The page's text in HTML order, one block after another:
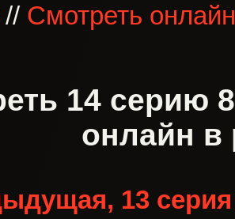
Смотреть
14 серию
онлайн в
13 серия